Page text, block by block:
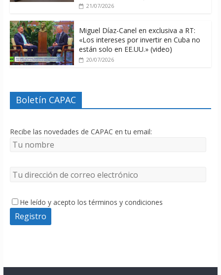
21/07/2026
Miguel Díaz-Canel en exclusiva a RT:
«Los intereses por invertir en Cuba no
están solo en EE.UU.» (video)
20/07/2026
Boletín CAPAC
Recibe las novedades de CAPAC en tu email:
He leído y acepto los términos y condiciones